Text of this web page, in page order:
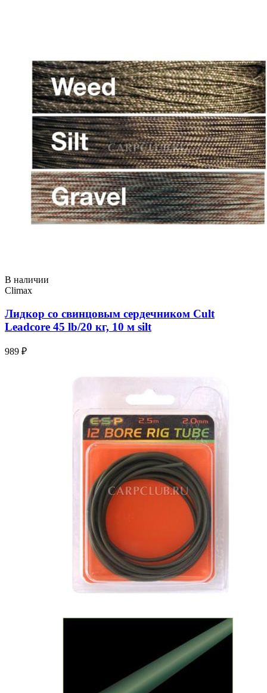
В наличии
Climax
Лидкор со свинцовым сердечником Cult
Leadcore 45 lb/20 кг, 10 м silt
989 ₽